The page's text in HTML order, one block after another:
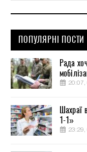
ПОПУЛЯРНІ ПОСТИ
Рада
20:07,
Шахраї
1-1»
23:29,